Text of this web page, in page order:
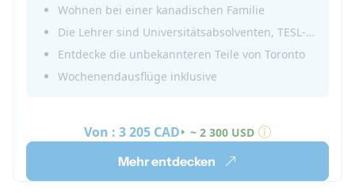
Wohnen bei einer kanadischen Familie
Die Lehrer sind Universitätsabsolventen, TESL-zertifiziert,
Entdecke die unbekannteren Teile von Toronto
Wochenendausflüge inklusive
Von : 3 205 CAD ~ 2 300 USD
Mehr entdecken